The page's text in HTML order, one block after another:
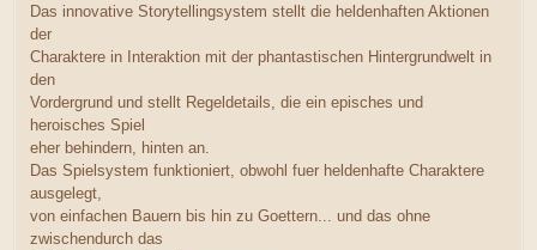
Das innovative Storytellingsystem stellt die heldenhaften Aktionen
der
Charaktere in Interaktion mit der phantastischen Hintergrundwelt in
den
Vordergrund und stellt Regeldetails, die ein episches und
heroisches Spiel
eher behindern, hinten an.
Das Spielsystem funktioniert, obwohl fuer heldenhafte Charaktere
ausgelegt,
von einfachen Bauern bis hin zu Goettern... und das ohne
zwischendurch das